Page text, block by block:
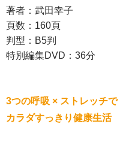
著者：武田幸子
頁数：160頁
判型：B5判
特別編集DVD：36分
3つの呼吸 × ストレッチで
カラダすっきり健康生活